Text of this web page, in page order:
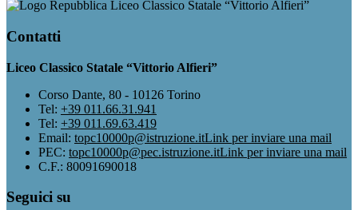
Liceo Classico Statale “Vittorio Alfieri”
Contatti
Liceo Classico Statale “Vittorio Alfieri”
Corso Dante, 80 - 10126 Torino
Tel: +39 011.66.31.941
Tel: +39 011.69.63.419
Email: topc10000p@istruzione.itLink per inviare una mail
PEC: topc10000p@pec.istruzione.itLink per inviare una mail
C.F.: 80091690018
Seguici su